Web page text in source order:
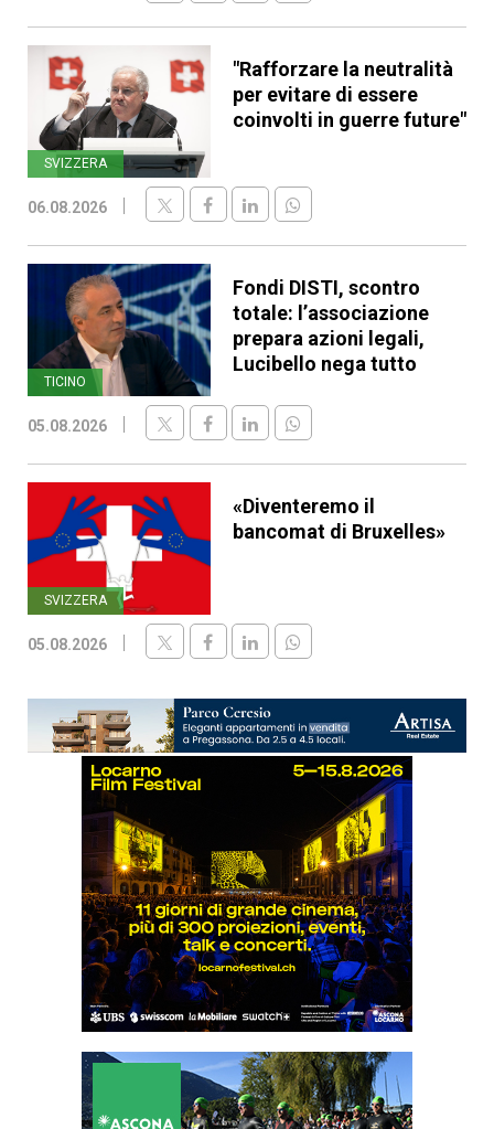
SVIZZERA
"Rafforzare la neutralità
per evitare di essere
coinvolti in guerre future"
06.08.2026
TICINO
Fondi DISTI, scontro
totale: l’associazione
prepara azioni legali,
Lucibello nega tutto
05.08.2026
SVIZZERA
«Diventeremo il
bancomat di Bruxelles»
05.08.2026